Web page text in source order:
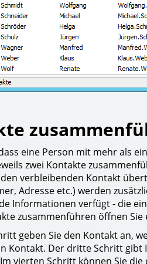
eine Person mit mehr als
zwei Kontakte
verbleibenden Kontakt
Adresse etc.) werden
Informationen verfügt - die
zusammenführen öffnen
geben Sie den Kontakt an,
Kontakt. Der dritte Schritt gibt
vierten Schritt können Sie